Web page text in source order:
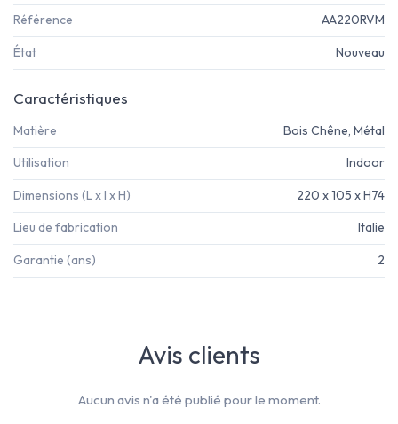
Référence AA220RVM
État Nouveau
Caractéristiques
Matière Bois Chêne, Métal
Utilisation Indoor
Dimensions (L x l x H) 220 x 105 x H74
Lieu de fabrication Italie
Garantie (ans) 2
Avis clients
Aucun avis n'a été publié pour le moment.